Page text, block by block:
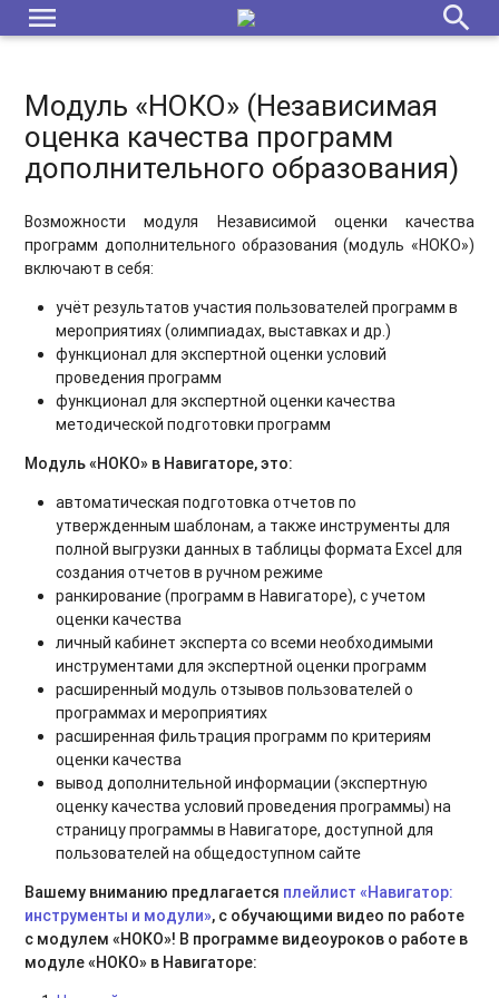
menu search
Модуль «НОКО» (Независимая
оценка качества программ
дополнительного образования)
Возможности модуля Независимой оценки качества
программ дополнительного образования (модуль «НОКО»)
включают в себя:
учёт результатов участия пользователей программ в
мероприятиях (олимпиадах, выставках и др.)
функционал для экспертной оценки условий
проведения программ
функционал для экспертной оценки качества
методической подготовки программ
Модуль «НОКО» в Навигаторе, это:
автоматическая подготовка отчетов по
утвержденным шаблонам, а также инструменты для
полной выгрузки данных в таблицы формата Excel для
создания отчетов в ручном режиме
ранкирование (программ в Навигаторе), с учетом
оценки качества
личный кабинет эксперта со всеми необходимыми
инструментами для экспертной оценки программ
расширенный модуль отзывов пользователей о
программах и мероприятиях
расширенная фильтрация программ по критериям
оценки качества
вывод дополнительной информации (экспертную
оценку качества условий проведения программы) на
страницу программы в Навигаторе, доступной для
пользователей на общедоступном сайте
Вашему вниманию предлагается плейлист «Навигатор:
инструменты и модули», с обучающими видео по работе
с модулем «НОКО»! В программе видеоуроков о работе в
модуле «НОКО» в Навигаторе: